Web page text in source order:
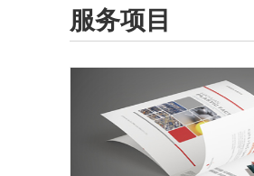
服务项目